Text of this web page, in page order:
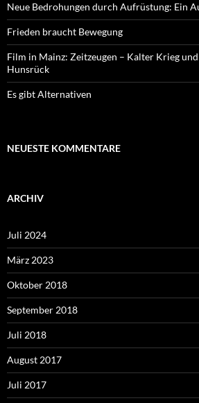
Neue Bedrohungen durch Aufrüstung: Ein
Frieden braucht Bewegung
Film in Mainz: Zeitzeugen – Kalter Krieg
Hunsrück
Es gibt Alternativen
NEUESTE KOMMENTARE
ARCHIV
Juli 2024
März 2023
Oktober 2018
September 2018
Juli 2018
August 2017
Juli 2017